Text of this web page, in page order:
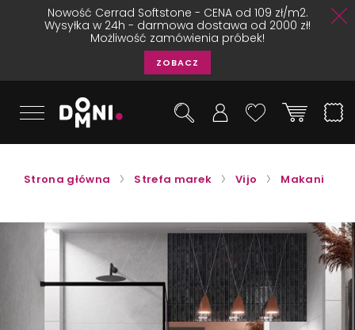
Nowość Cerrad Softstone - CENA od 109 zł/m2.
Wysyłka w 24h - darmowa dostawa od 2000 zł!
Możliwość zamówienia próbek!
ZOBACZ
Strona główna Strefa marek Vijo Makani